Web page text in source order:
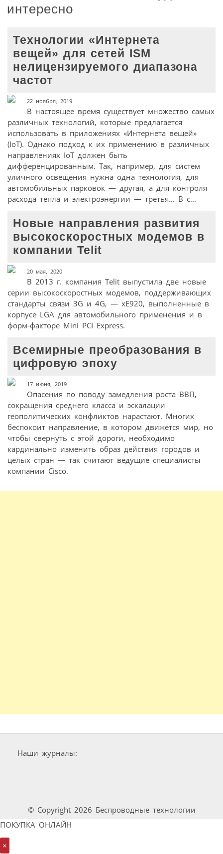
интересно
Технологии «Интернета
вещей» для сетей ISM
нелицензируемого диапазона
частот
22 ноября, 2019
В настоящее время существует множество самых
различных технологий, которые предлагается
использовать в приложениях «Интернета вещей»
(IoT). Однако подход к их применению в различных
направлениях IoT должен быть
дифференцированным. Так, например, для систем
уличного освещения нужна одна технология, для
автомобильных парковок — другая, а для контроля
расхода тепла и электроэнергии — третья... В с...
Новые направления развития
высокоскоростных модемов в
компании Telit
20 мая, 2020
В 2013 г. компания Telit выпустила две новые
серии высокоскоростных модемов, поддерживающих
стандарты связи 3G и 4G, — xE920, выполненные в
корпусе LGA для автомобильного применения и в
форм-факторе Mini PCI Express.
Всемирные преобразования в
цифровую эпоху
17 июня, 2019
Опасения по поводу замедления роста ВВП,
сокращения среднего класса и эскалации
геополитических конфликтов нарастают. Многих
беспокоит направление, в котором движется мир, но
чтобы свернуть с этой дороги, необходимо
кардинально изменить образ действия городов и
целых стран — так считают ведущие специалисты
компании Cisco.
Наши журналы:
© Copyright 2026 Беспроводные технологии
ПОКУПКА ОНЛАЙН
×